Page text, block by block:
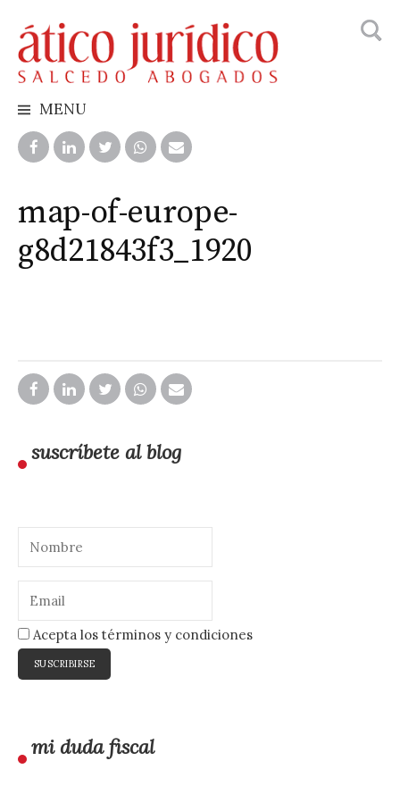
to
content
for:
MENU
map-of-europe-
g8d21843f3_1920
suscríbete al blog
Acepta los términos y condiciones
mi duda fiscal